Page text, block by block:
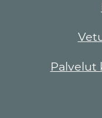
Palvelut